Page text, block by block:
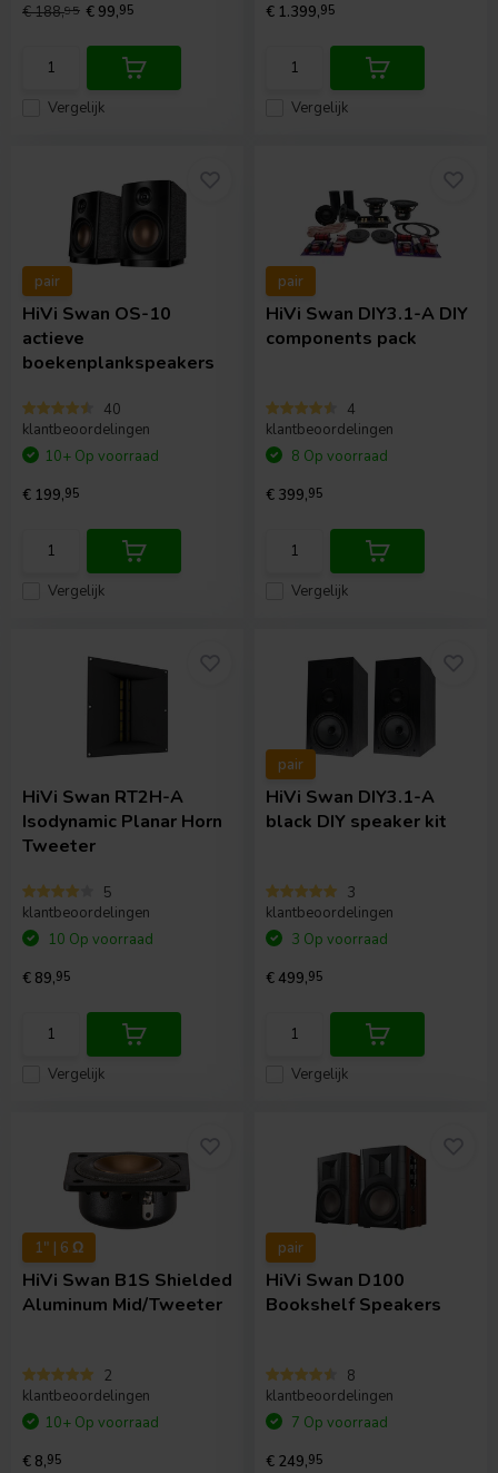
Vergelijk
€ 188,95 € 99,95
Vergelijk
€ 1.399,95
pair
HiVi Swan OS-10
actieve
boekenplankspeakers
40
klantbeoordelingen
Vergelijk
10+ Op voorraad
€ 199,95
pair
HiVi Swan DIY3.1-A DIY
components pack
4
klantbeoordelingen
Vergelijk
8 Op voorraad
€ 399,95
HiVi Swan RT2H-A
Isodynamic Planar Horn
Tweeter
5
klantbeoordelingen
Vergelijk
10 Op voorraad
€ 89,95
pair
HiVi Swan DIY3.1-A
black DIY speaker kit
3
klantbeoordelingen
Vergelijk
3 Op voorraad
€ 499,95
1" | 6 Ω
HiVi Swan B1S Shielded
Aluminum Mid/Tweeter
2
klantbeoordelingen
10+ Op voorraad
€ 8,95
pair
HiVi Swan D100
Bookshelf Speakers
8
klantbeoordelingen
7 Op voorraad
€ 249,95